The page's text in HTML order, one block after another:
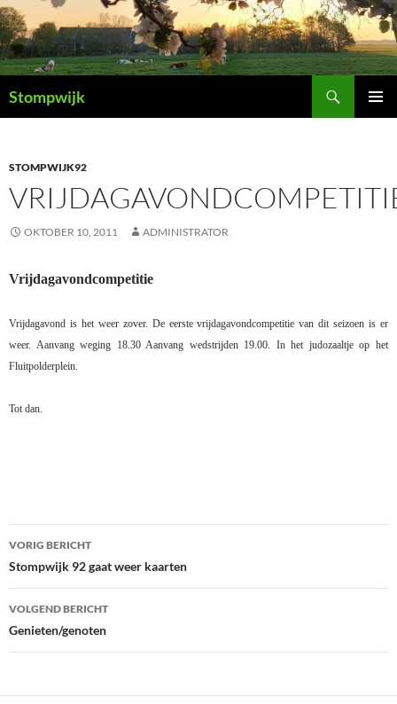
Ga
naar
de
inhoud
Stompwijk
STOMPWIJK92
OKTOBER 10, 2011 ADMINISTRATOR
Vrijdagavondcompetitie
Vrijdagavond is het weer zover. De eerste vrijdagavondcompetitie van dit seizoen is er
weer. Aanvang weging 18.30 Aanvang wedstrijden 19.00. In het judozaaltje op het
Fluitpolderplein.
Tot dan.
Bericht
navigatie
VORIG BERICHT
Stompwijk 92 gaat weer kaarten
VOLGEND BERICHT
Genieten/genoten